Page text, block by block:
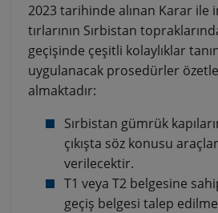
2023 tarihinde alınan Karar ile
tırlarının Sırbistan
geçişinde çeşitli kolaylıklar
uygulanacak prosedürler
almaktadır:
Sırbistan gümrük
çıkışta söz konusu
verilecektir.
T1 veya T2 belgesine
geçiş belgesi talep